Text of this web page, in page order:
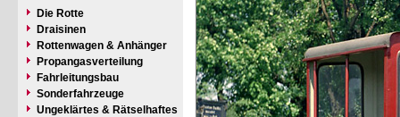
Die Rotte
Draisinen
Rottenwagen & Anhänger
Propangasverteilung
Fahrleitungsbau
Sonderfahrzeuge
Ungeklärtes & Rätselhaftes